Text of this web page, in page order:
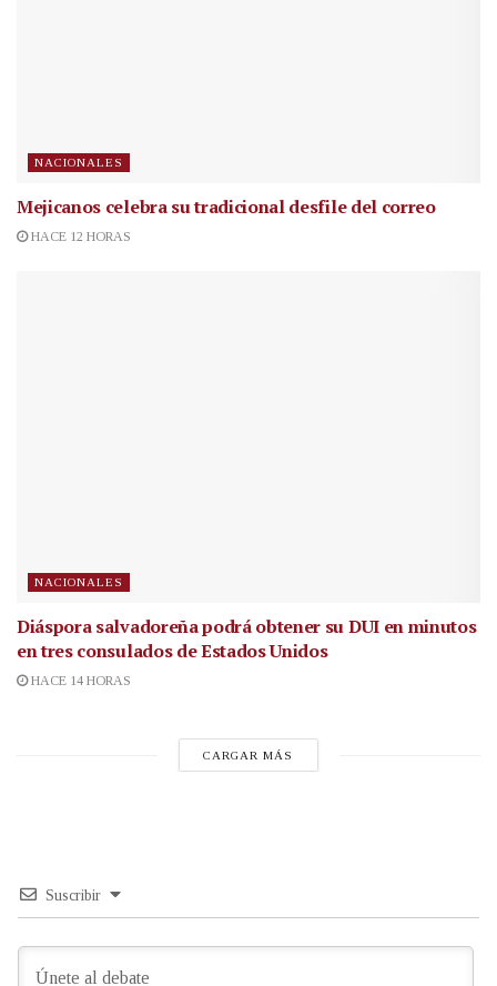
NACIONALES
Mejicanos celebra su tradicional desfile del correo
HACE 12 HORAS
NACIONALES
Diáspora salvadoreña podrá obtener su DUI en minutos
en tres consulados de Estados Unidos
HACE 14 HORAS
CARGAR MÁS
Suscribir